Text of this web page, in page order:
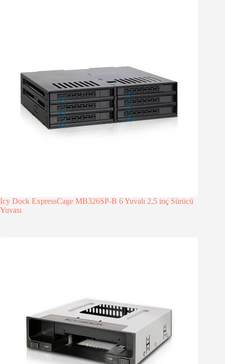
Icy Dock ExpressCage MB326SP-B 6 Yuvalı 2,5 inç Sürücü
Yuvası